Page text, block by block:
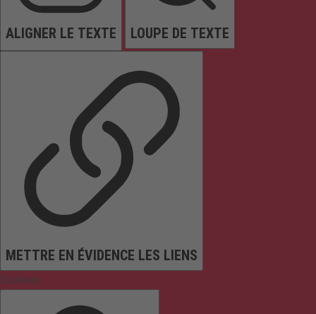
ALIGNER LE TEXTE LOUPE DE TEXTE
METTRE EN ÉVIDENCE LES LIENS
Couleurs